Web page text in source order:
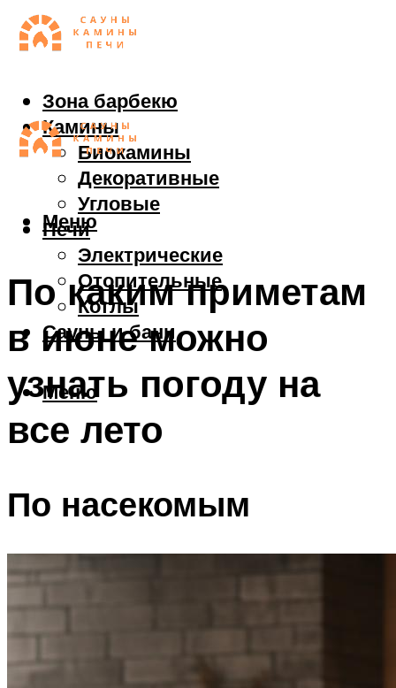
Зона барбекю
Камины
Биокамины
Декоративные
Угловые
Печи
Электрические
Отопительные
Котлы
Сауны и бани
Меню
Меню
По каким приметам
в июне можно
узнать погоду на
все лето
По насекомым